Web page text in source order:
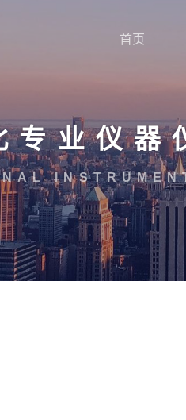
首页
专业仪器